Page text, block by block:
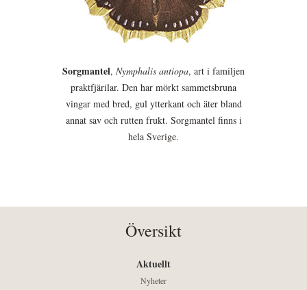
Sorgmantel, Nymphalis antiopa, art i familjen
praktfjärilar. Den har mörkt sammetsbruna
vingar med bred, gul ytterkant och äter bland
annat sav och rutten frukt. Sorgmantel finns i
hela Sverige.
Översikt
Aktuellt
Nyheter